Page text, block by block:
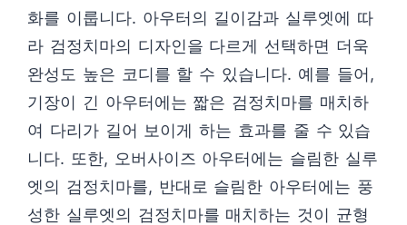
화를 이룹니다. 아우터의 길이감과 실루엣에 따
라 검정치마의 디자인을 다르게 선택하면 더욱
완성도 높은 코디를 할 수 있습니다. 예를 들어,
기장이 긴 아우터에는 짧은 검정치마를 매치하
여 다리가 길어 보이게 하는 효과를 줄 수 있습
니다. 또한, 오버사이즈 아우터에는 슬림한 실루
엣의 검정치마를, 반대로 슬림한 아우터에는 풍
성한 실루엣의 검정치마를 매치하는 것이 균형